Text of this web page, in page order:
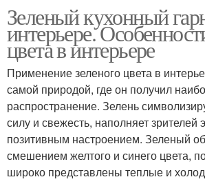
Зеленый кухонный
интерьере.
цвета в интерьере
Применение зеленого цвета в
самой природой, где он получил
распространение. Зелень
силу и свежесть, наполняет зрителей
позитивным настроением. Зеленый
смешением желтого и синего цвета,
широко представлены теплые и